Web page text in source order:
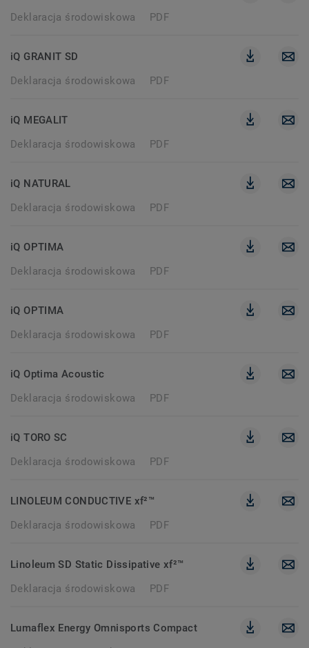
Deklaracja środowiskowa
PDF
iQ GRANIT SD
Deklaracja środowiskowa
PDF
iQ MEGALIT
Deklaracja środowiskowa
PDF
iQ NATURAL
Deklaracja środowiskowa
PDF
iQ OPTIMA
Deklaracja środowiskowa
PDF
iQ OPTIMA
Deklaracja środowiskowa
PDF
iQ Optima Acoustic
Deklaracja środowiskowa
PDF
iQ TORO SC
Deklaracja środowiskowa
PDF
LINOLEUM CONDUCTIVE xf²™
Deklaracja środowiskowa
PDF
Linoleum SD Static Dissipative xf²™
Deklaracja środowiskowa
PDF
Lumaflex Energy Omnisports Compact